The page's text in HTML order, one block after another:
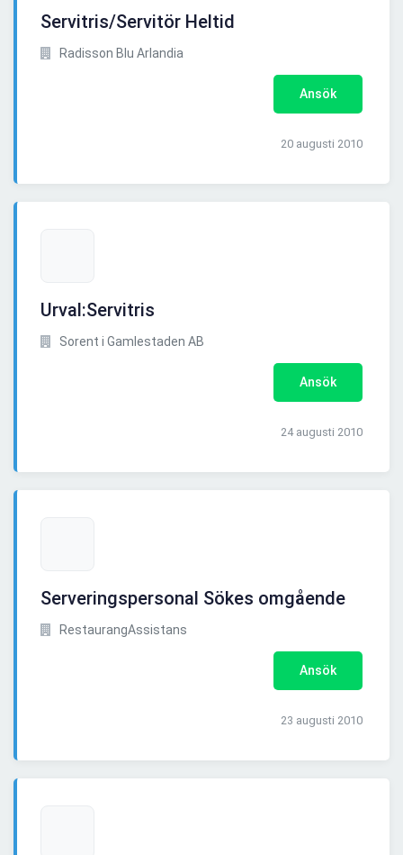
Servitris/Servitör Heltid
Radisson Blu Arlandia
Ansök
20 augusti 2010
Urval:Servitris
Sorent i Gamlestaden AB
Ansök
24 augusti 2010
Serveringspersonal Sökes omgående
RestaurangAssistans
Ansök
23 augusti 2010